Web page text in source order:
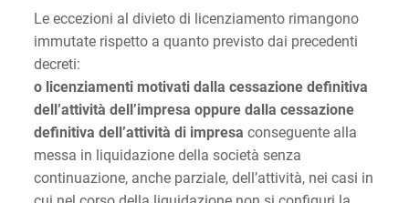
Le eccezioni al divieto di licenziamento rimangono
immutate rispetto a quanto previsto dai precedenti
decreti:
o licenziamenti motivati dalla cessazione definitiva
dell’attività dell’impresa oppure dalla cessazione
definitiva dell’attività di impresa conseguente alla
messa in liquidazione della società senza
continuazione, anche parziale, dell’attività, nei casi in